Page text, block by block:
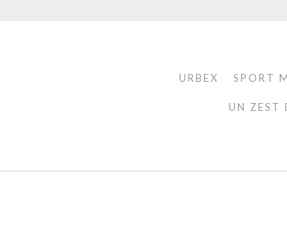
URBEX SPORT
UN ZEST